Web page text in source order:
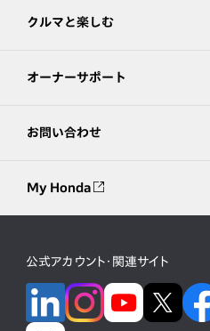
クルマと楽しむ
オーナーサポート
お問い合わせ
My Honda
公式アカウント・関連サイト